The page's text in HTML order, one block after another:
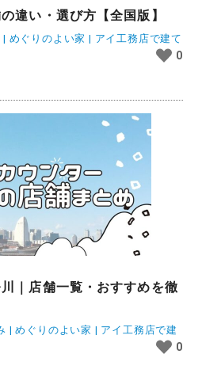
違い・選び方【全国版】
| めぐりのよい家 | アイ工務店で建て
0
｜店舗一覧・おすすめを徹
| めぐりのよい家 | アイ工務店で建
0